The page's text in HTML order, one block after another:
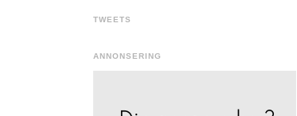
TWEETS
ANNONSERING